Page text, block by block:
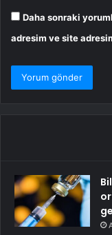
Daha sonraki
adresim ve site